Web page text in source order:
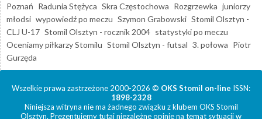
Poznań Radunia Stężyca Skra Częstochowa Rozgrzewka juniorzy
młodsi wypowiedź po meczu Szymon Grabowski Stomil Olsztyn -
CLJ U-17 Stomil Olsztyn - rocznik 2004 statystyki po meczu
Oceniamy piłkarzy Stomilu Stomil Olsztyn - futsal 3. połowa Piotr
Gurzęda
Wszelkie prawa zastrzeżone 2000-2026 © OKS Stomil on-line ISSN:
1898-2328
Niniejsza witryna nie ma żadnego związku z klubem OKS Stomil
Olsztyn. Prezentujemy tutaj niezależne opinie na temat sytuacji w